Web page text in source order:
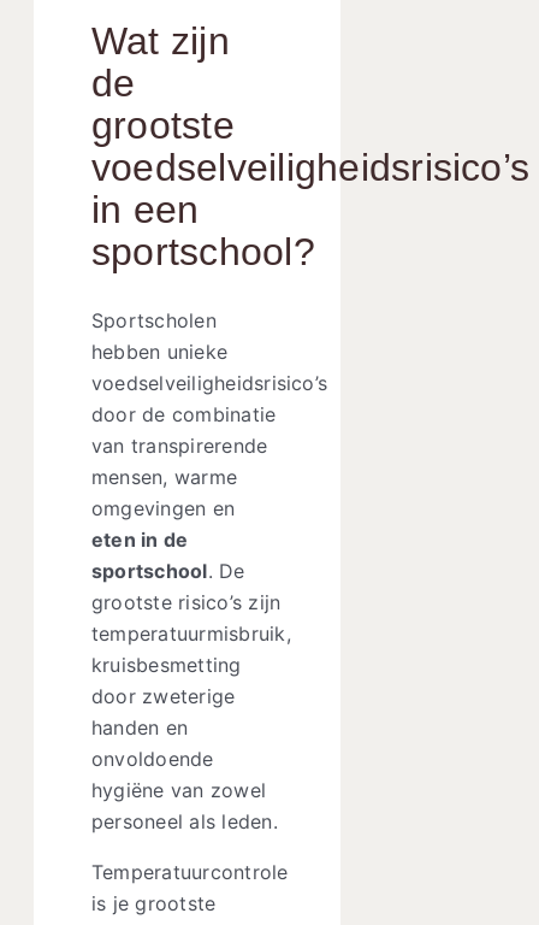
Wat zijn
de
grootste
voedselveiligheidsrisico’s
in een
sportschool?
Sportscholen
hebben unieke
voedselveiligheidsrisico’s
door de combinatie
van transpirerende
mensen, warme
omgevingen en
eten in de
sportschool. De
grootste risico’s zijn
temperatuurmisbruik,
kruisbesmetting
door zweterige
handen en
onvoldoende
hygiëne van zowel
personeel als leden.
Temperatuurcontrole
is je grootste